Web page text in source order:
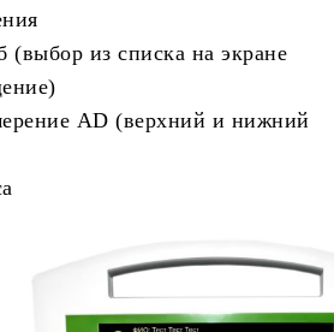
(выбор из списка на экране
AD (верхний и нижний